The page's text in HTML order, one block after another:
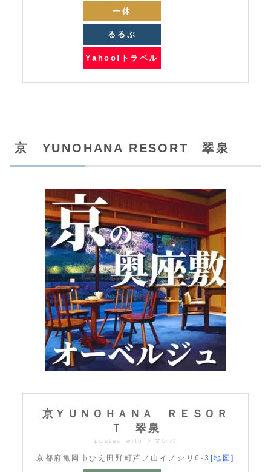
一休
るるぶ
Yahoo!トラベル
京 YUNOHANA RESORT 翠泉
京ＹＵＮＯＨＡＮＡ ＲＥＳＯＲ
Ｔ 翠泉
posted with トマレバ
京都府亀岡市ひえ田野町芦ノ山イノシリ6-3 [地図]